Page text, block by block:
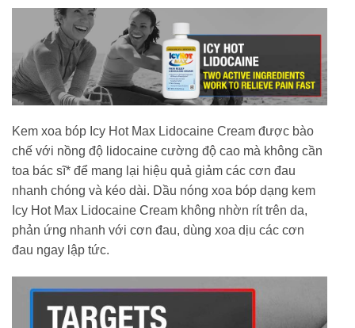
Kem xoa bóp Icy Hot Max Lidocaine Cream được bào
chế với nồng độ lidocaine cường độ cao mà không cần
toa bác sĩ* để mang lại hiệu quả giảm các cơn đau
nhanh chóng và kéo dài. Dầu nóng xoa bóp dạng kem
Icy Hot Max Lidocaine Cream không nhờn rít trên da,
phản ứng nhanh với cơn đau, dùng xoa dịu các cơn
đau ngay lập tức.